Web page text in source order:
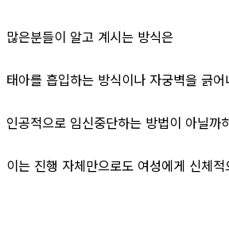
많은분들이 알고 계시는 방식은
태아를 흡입하는 방식이나 자궁벽을 긁어
인공적으로 임신중단하는 방법이 아닐까
이는 진행 자체만으로도 여성에게 신체적